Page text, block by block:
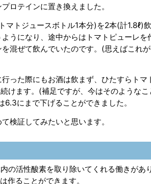
ロテインに置き換えました。
トジュースボトル1本分)を2本(計1.8ℓ)
うになり、途中からはトマトピューレを
混ぜて飲んでいたのです。(思えばこれ
った際にもお酒は飲まず、ひたすらトマ
けます。(補足ですが、今はそのようなこ
にまで下げることができました。
検証してみたいと思います。
の活性酸素を取り除いてくれる働きがあ
作ることができます。